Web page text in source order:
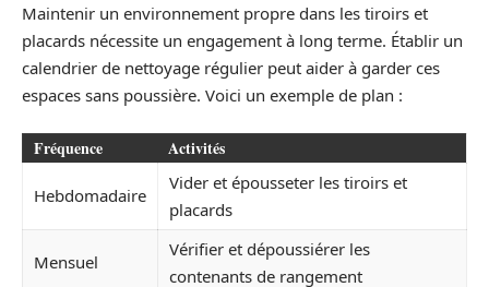
Maintenir un environnement propre dans les tiroirs et
placards nécessite un engagement à long terme. Établir un
calendrier de nettoyage régulier peut aider à garder ces
espaces sans poussière. Voici un exemple de plan :
Fréquence Activités
Hebdomadaire
Vider et épousseter les tiroirs et
placards
Mensuel
Vérifier et dépoussiérer les
contenants de rangement